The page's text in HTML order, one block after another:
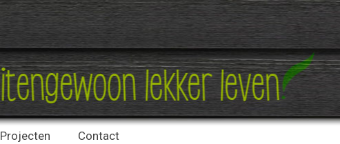
Projecten Contact